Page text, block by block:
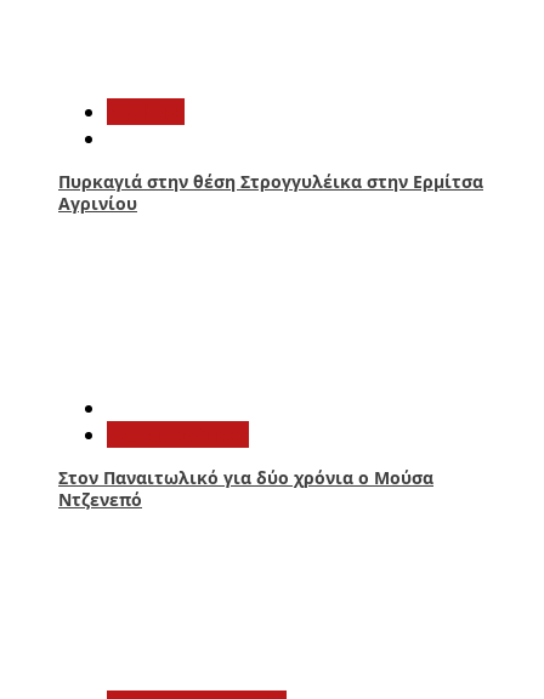
Πυρκαγιά στην θέση Στρογγυλέικα στην Ερμίτσα
Αγρινίου
Στον Παναιτωλικό για δύο χρόνια ο Μούσα
Ντζενεπό